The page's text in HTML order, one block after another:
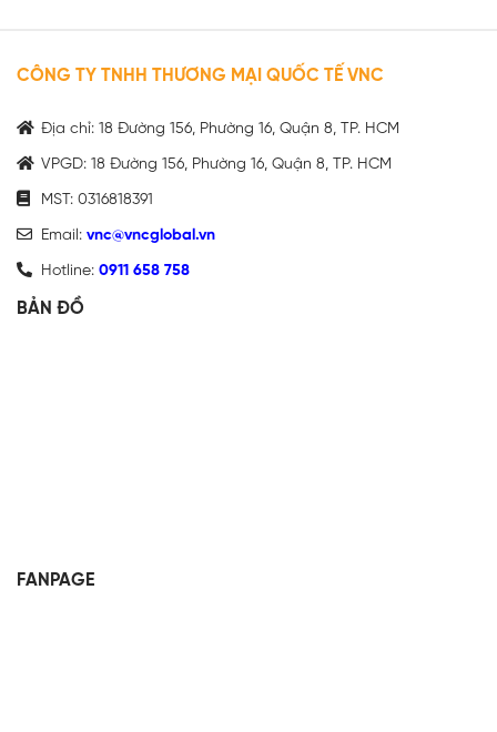
CÔNG TY TNHH THƯƠNG MẠI QUỐC TẾ VNC
Địa chỉ: 18 Đường 156, Phường 16, Quận 8, TP. HCM
VPGD: 18 Đường 156, Phường 16, Quận 8, TP. HCM
MST: 0316818391
Email: vnc@vncglobal.vn
Hotline: 0911 658 758
BẢN ĐỒ
FANPAGE